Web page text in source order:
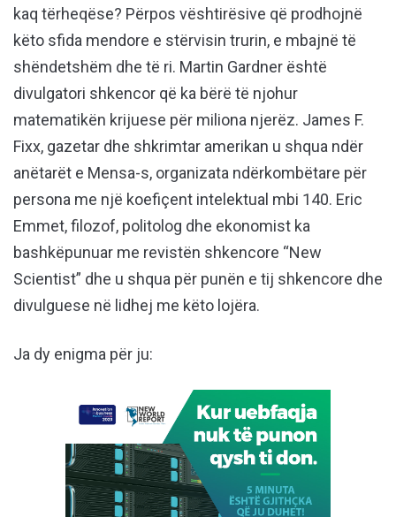
kaq tërheqëse? Përpos vështirësive që prodhojnë
këto sfida mendore e stërvisin trurin, e mbajnë të
shëndetshëm dhe të ri. Martin Gardner është
divulgatori shkencor që ka bërë të njohur
matematikën krijuese për miliona njerëz. James F.
Fixx, gazetar dhe shkrimtar amerikan u shqua ndër
anëtarët e Mensa-s, organizata ndërkombëtare për
persona me një koefiçent intelektual mbi 140. Eric
Emmet, filozof, politolog dhe ekonomist ka
bashkëpunuar me revistën shkencore “New
Scientist” dhe u shqua për punën e tij shkencore dhe
divulguese në lidhej me këto lojëra.
Ja dy enigma për ju: